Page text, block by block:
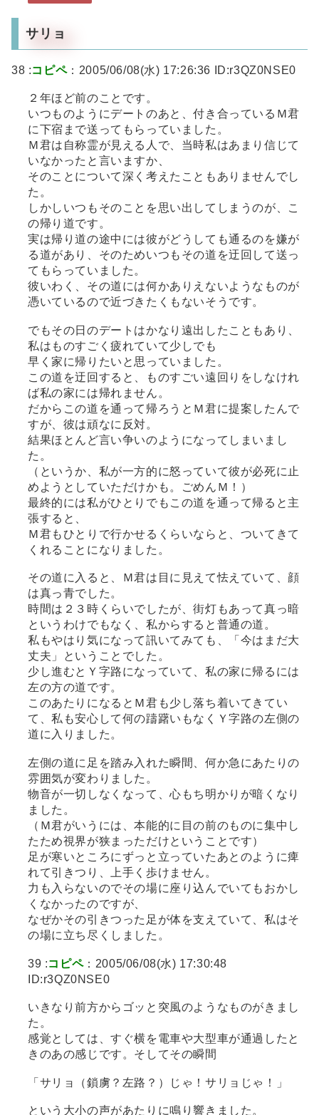
サリョ
38 :コピペ：2005/06/08(水) 17:26:36 ID:r3QZ0NSE0
２年ほど前のことです。
いつものようにデートのあと、付き合っているＭ君
に下宿まで送ってもらっていました。
Ｍ君は自称霊が見える人で、当時私はあまり信じて
いなかったと言いますか、
そのことについて深く考えたこともありませんでし
た。
しかしいつもそのことを思い出してしまうのが、こ
の帰り道です。
実は帰り道の途中には彼がどうしても通るのを嫌が
る道があり、そのためいつもその道を迂回して送っ
てもらっていました。
彼いわく、その道には何かありえないようなものが
憑いているので近づきたくもないそうです。
でもその日のデートはかなり遠出したこともあり、
私はものすごく疲れていて少しでも
早く家に帰りたいと思っていました。
この道を迂回すると、ものすごい遠回りをしなけれ
ば私の家には帰れません。
だからこの道を通って帰ろうとＭ君に提案したんで
すが、彼は頑なに反対。
結果ほとんど言い争いのようになってしまいまし
た。
（というか、私が一方的に怒っていて彼が必死に止
めようとしていただけかも。ごめんＭ！）
最終的には私がひとりでもこの道を通って帰ると主
張すると、
Ｍ君もひとりで行かせるくらいならと、ついてきて
くれることになりました。
その道に入ると、Ｍ君は目に見えて怯えていて、顔
は真っ青でした。
時間は２３時くらいでしたが、街灯もあって真っ暗
というわけでもなく、私からすると普通の道。
私もやはり気になって訊いてみても、「今はまだ大
丈夫」ということでした。
少し進むとＹ字路になっていて、私の家に帰るには
左の方の道です。
このあたりになるとＭ君も少し落ち着いてきてい
て、私も安心して何の躊躇いもなくＹ字路の左側の
道に入りました。
左側の道に足を踏み入れた瞬間、何か急にあたりの
雰囲気が変わりました。
物音が一切しなくなって、心もち明かりが暗くなり
ました。
（Ｍ君がいうには、本能的に目の前のものに集中し
たため視界が狭まっただけということです）
足が寒いところにずっと立っていたあとのように痺
れて引きつり、上手く歩けません。
力も入らないのでその場に座り込んでいてもおかし
くなかったのですが、
なぜかその引きつった足が体を支えていて、私はそ
の場に立ち尽くしました。
39 :コピペ：2005/06/08(水) 17:30:48
ID:r3QZ0NSE0
いきなり前方からゴッと突風のようなものがきまし
た。
感覚としては、すぐ横を電車や大型車が通過したと
きのあの感じです。そしてその瞬間
「サリョ（鎖虜？左路？）じゃ！サリョじゃ！」
という大小の声があたりに鳴り響きました。